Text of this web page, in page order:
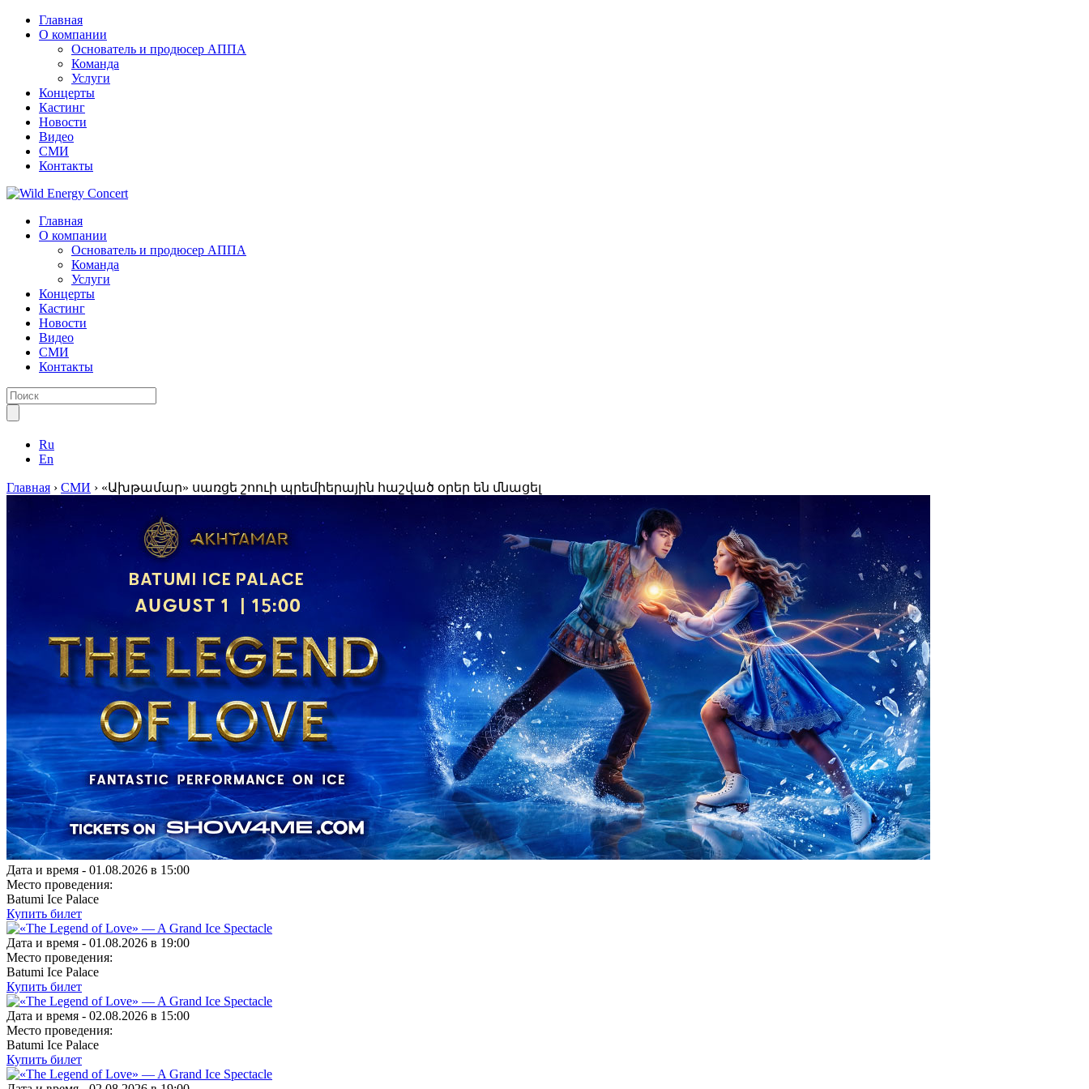
Главная
О компании
Основатель и продюсер АППА
Команда
Услуги
Концерты
Кастинг
Новости
Видео
СМИ
Контакты
Главная
О компании
Основатель и продюсер АППА
Команда
Услуги
Концерты
Кастинг
Новости
Видео
СМИ
Контакты
Ru
En
Главная › СМИ › «Ախթամար» սառցե շոուի պրեմիերային հաշված օրեր են մնացել
Дата и время - 01.08.2026 в 15:00
Место проведения:
Batumi Ice Palace
Купить билет
Дата и время - 01.08.2026 в 19:00
Место проведения:
Batumi Ice Palace
Купить билет
Дата и время - 02.08.2026 в 15:00
Место проведения:
Batumi Ice Palace
Купить билет